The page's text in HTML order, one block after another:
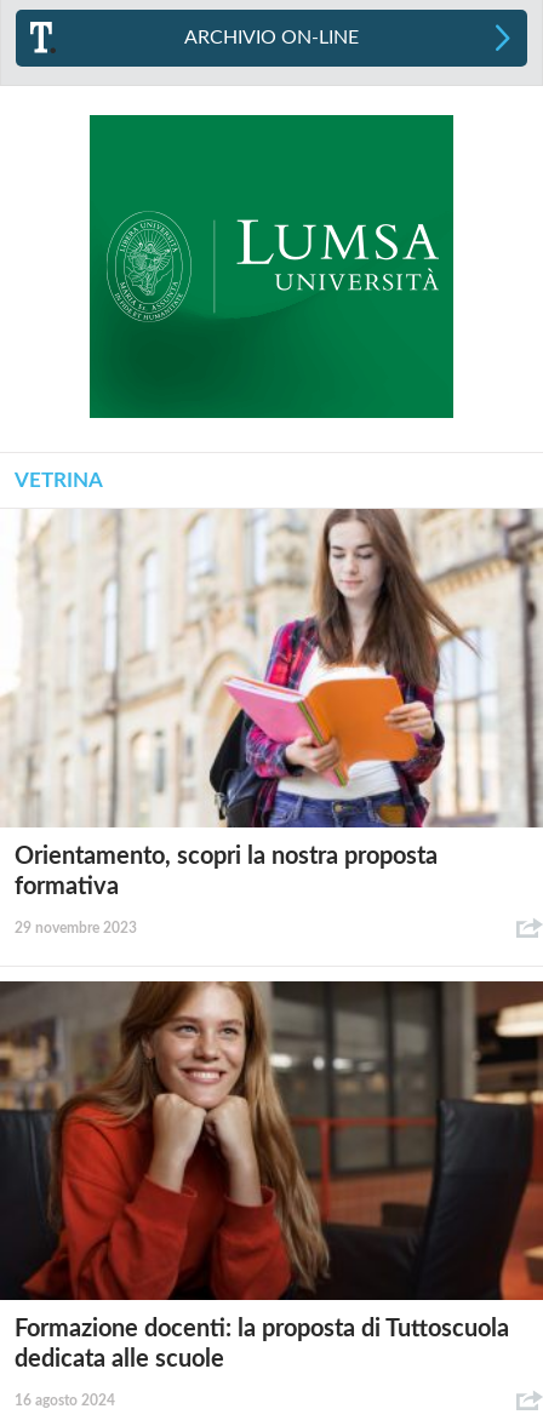
ARCHIVIO ON-LINE
VETRINA
Orientamento, scopri la nostra proposta
formativa
29 novembre 2023
Formazione docenti: la proposta di Tuttoscuola
dedicata alle scuole
16 agosto 2024